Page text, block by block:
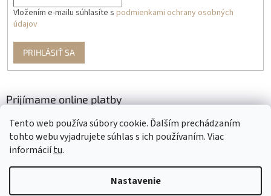
Tento web používa súbory cookie. Ďalším prechádzaním
tohto webu vyjadrujete súhlas s ich používaním. Viac
informáciítu.
Nastavenie
Vložením e-mailu súhlasíte s podmienkami ochrany osobných
údajov
PRIHLÁSIŤ SA
Prijímame online platby
Vytvoril Shoptet